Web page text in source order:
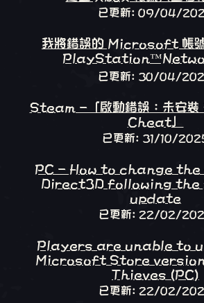
已更新: 09/04/
我將錯誤的 Microsoft 帳
已更新: 30/04/
Steam -「啟動錯誤：未安
Cheat」
已更新: 31/10/
PC - How to change
Direct3D following
update
已更新: 22/02/
Players are unable to
Microsoft Store
Thieves (PC)
已更新: 22/02/